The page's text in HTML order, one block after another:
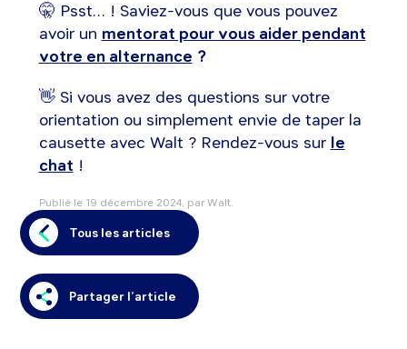
Tous les articles
Partager l’article
🤫 Psst… ! Saviez-vous que vous pouvez
avoir un mentorat pour vous aider pendant
votre en alternance ?
👋 Si vous avez des questions sur votre
orientation ou simplement envie de taper la
causette avec Walt ? Rendez-vous sur le
chat !
Publié le 19 décembre 2024, par Walt.